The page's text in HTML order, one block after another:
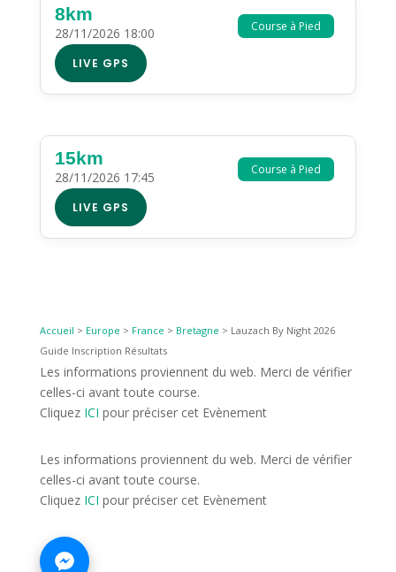
Course à Pied
8km
28/11/2026 18:00
LIVE GPS
Course à Pied
15km
28/11/2026 17:45
LIVE GPS
Accueil > Europe > France > Bretagne > Lauzach By Night 2026
Guide Inscription Résultats
Les informations proviennent du web. Merci de vérifier
celles-ci avant toute course.
Cliquez ICI pour préciser cet Evènement
Les informations proviennent du web. Merci de vérifier
celles-ci avant toute course.
Cliquez ICI pour préciser cet Evènement